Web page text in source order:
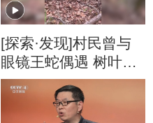
[探索·发现]村民曾与
眼镜王蛇偶遇 树叶堆
砌的“坟包”是它的巢